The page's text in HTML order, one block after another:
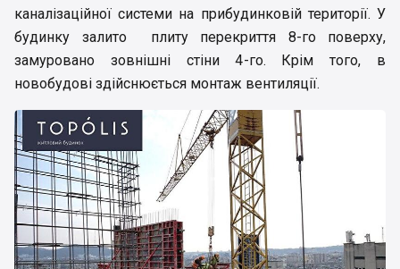
каналізаційної системи на прибудинковій території. У
будинку залито плиту перекриття 8-го поверху,
замуровано зовнішні стіни 4-го. Крім того, в
новобудові здійснюється монтаж вентиляції.